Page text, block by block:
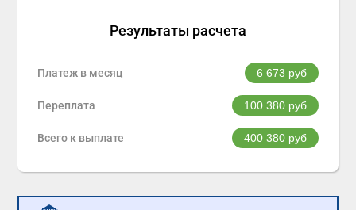
Результаты расчета
Платеж в месяц 6 673 руб
Переплата 100 380руб
Всего к выплате 400 380руб